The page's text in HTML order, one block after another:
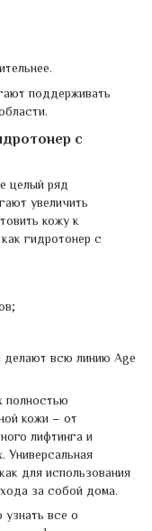
поддерживать
с
целый ряд
увеличить
кожу к
гидротонер с
делают всю линию Age
полностью
кожи – от
лифтинга и
Универсальная
для использования
за собой дома.
все о